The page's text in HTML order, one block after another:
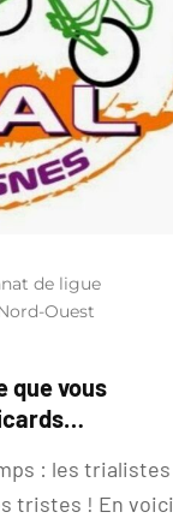
de ligue
Ouest
que vous
: les trialistes
tristes ! En voici